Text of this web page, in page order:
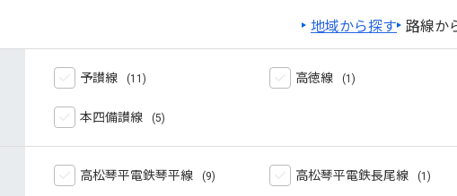
地域から探す 路線か
予讃線 高徳線
本四備讃線
高松琴平電鉄琴平線 高松琴平電鉄長尾線